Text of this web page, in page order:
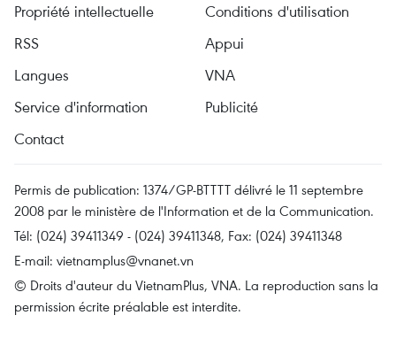
Propriété intellectuelle
Conditions d'utilisation
RSS
Appui
Langues
VNA
Service d'information
Publicité
Contact
Permis de publication: 1374/GP-BTTTT délivré le 11 septembre
2008 par le ministère de l'Information et de la Communication.
Tél: (024) 39411349 - (024) 39411348, Fax: (024) 39411348
E-mail: vietnamplus@vnanet.vn
© Droits d'auteur du VietnamPlus, VNA. La reproduction sans la
permission écrite préalable est interdite.